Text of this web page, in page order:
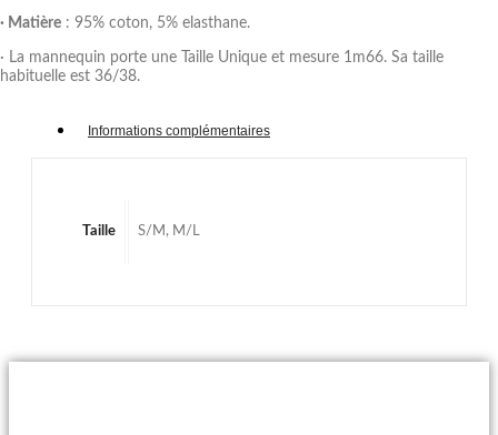
· Matière : 95% coton, 5% elasthane.
· La mannequin porte une Taille Unique et mesure 1m66. Sa taille
habituelle est 36/38.
Informations complémentaires
Taille S/M, M/L